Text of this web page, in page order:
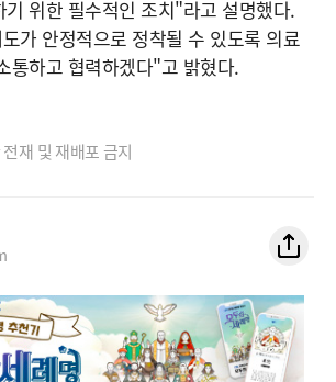
위한 필수적인 조치"라고 설명했다.
가 안정적으로 정착될 수 있도록 의료
통하고 협력하겠다"고 밝혔다.
재 및 재배포 금지